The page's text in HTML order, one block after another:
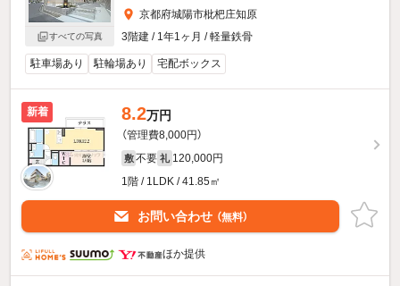
すべての写真
京都府城陽市枇杷庄知原
3階建 / 1年1ヶ月 / 軽量鉄骨
駐車場あり 駐輪場あり 宅配ボックス
新着 8.2万円
（管理費8,000円）
敷 不要 礼 120,000円
1階 / 1LDK / 41.85㎡
お問い合わせ （無料）
ほか提供